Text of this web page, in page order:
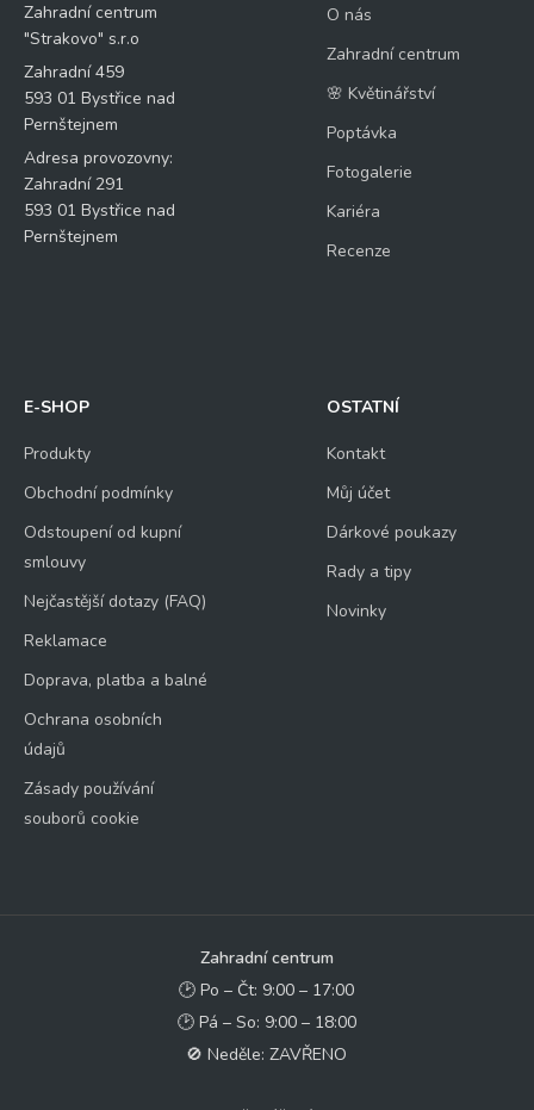
Zahradní centrum
"Strakovo" s.r.o
Zahradní 459
593 01 Bystřice nad
Pernštejnem
Adresa provozovny:
Zahradní 291
593 01 Bystřice nad
Pernštejnem
O nás
Zahradní centrum
🌸 Květinářství
Poptávka
Fotogalerie
Kariéra
Recenze
E-SHOP
Produkty
Obchodní podmínky
Odstoupení od kupní
smlouvy
Nejčastější dotazy (FAQ)
Reklamace
Doprava, platba a balné
Ochrana osobních
údajů
Zásady používání
souborů cookie
OSTATNÍ
Kontakt
Můj účet
Dárkové poukazy
Rady a tipy
Novinky
Zahradní centrum
🕑 Po – Čt: 9:00 – 17:00
🕑 Pá – So: 9:00 – 18:00
🚫 Neděle: ZAVŘENO